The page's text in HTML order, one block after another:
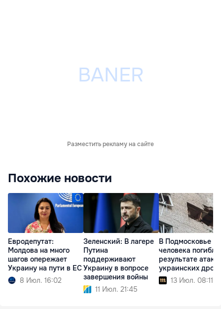
Разместить рекламу на сайте
Похожие новости
Евродепутат:
Молдова на много
шагов опережает
Украину на пути в ЕС
8 Июл. 16:02
Зеленский: В лагере
Путина
поддерживают
Украину в вопросе
завершения войны
11 Июл. 21:45
В Подмосковье
человека
результате атаки
украинских
13 Июл. 08:11